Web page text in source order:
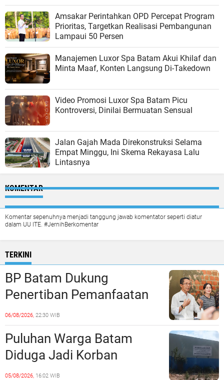
Amsakar Perintahkan OPD Percepat Program
Prioritas, Targetkan Realisasi Pembangunan
Lampaui 50 Persen
Manajemen Luxor Spa Batam Akui Khilaf dan
Minta Maaf, Konten Langsung Di-Takedown
Video Promosi Luxor Spa Batam Picu
Kontroversi, Dinilai Bermuatan Sensual
Jalan Gajah Mada Direkonstruksi Selama
Empat Minggu, Ini Skema Rekayasa Lalu
Lintasnya
KOMENTAR
Komentar sepenuhnya menjadi tanggung jawab komentator seperti diatur
dalam UU ITE. #JernihBerkomentar
TERKINI
BP Batam Dukung
Penertiban Pemanfaatan
Ruang Laut Sesuai
Ketentuan Peraturan
Perundang-undangan
06/08/2026, 22:30 WIB
Puluhan Warga Batam
Diduga Jadi Korban
Penipuan Kavling Hingga
05/08/2026, 16:02 WIB